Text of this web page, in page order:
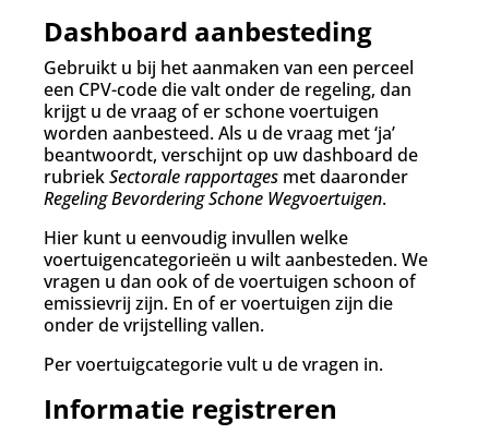
Dashboard aanbesteding
Gebruikt u bij het aanmaken van een perceel
een CPV-code die valt onder de regeling, dan
krijgt u de vraag of er schone voertuigen
worden aanbesteed. Als u de vraag met ‘ja’
beantwoordt, verschijnt op uw dashboard de
rubriekSectorale rapportages met daaronder
Regeling Bevordering Schone Wegvoertuigen.
Hier kunt u eenvoudig invullen welke
voertuigencategorieën u wilt aanbesteden. We
vragen u dan ook of de voertuigen schoon of
emissievrij zijn. En of er voertuigen zijn die
onder de vrijstelling vallen.
Per voertuigcategorie vult u de vragen in.
Informatie registreren